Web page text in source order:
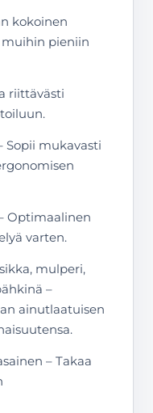
kokoinen
muihin pieniin
riittävästi
Sopii mukavasti
Optimaalinen
varten.
mulperi,
–
ainutlaatuisen
– Takaa